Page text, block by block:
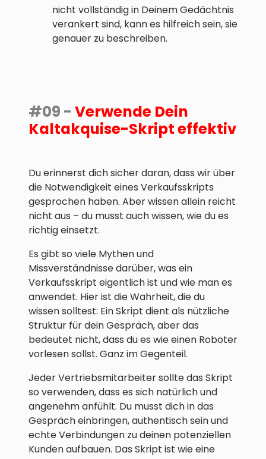
nicht vollständig in Deinem Gedächtnis
verankert sind, kann es hilfreich sein, sie
genauer zu beschreiben.
#09 - Verwende Dein
Kaltakquise-Skript effektiv
Du erinnerst dich sicher daran, dass wir über
die Notwendigkeit eines Verkaufsskripts
gesprochen haben. Aber wissen allein reicht
nicht aus – du musst auch wissen, wie du es
richtig einsetzt.
Es gibt so viele Mythen und
Missverständnisse darüber, was ein
Verkaufsskript eigentlich ist und wie man es
anwendet. Hier ist die Wahrheit, die du
wissen solltest: Ein Skript dient als nützliche
Struktur für dein Gespräch, aber das
bedeutet nicht, dass du es wie einen Roboter
vorlesen sollst. Ganz im Gegenteil.
Jeder Vertriebsmitarbeiter sollte das Skript
so verwenden, dass es sich natürlich und
angenehm anfühlt. Du musst dich in das
Gespräch einbringen, authentisch sein und
echte Verbindungen zu deinen potenziellen
Kunden aufbauen. Das Skript ist wie eine